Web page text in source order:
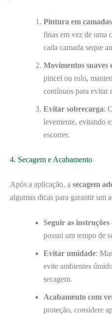
Pintura em
finas em vez de uma
cada camada seque
Movimentos suaves
pincel ou rolo,
contínuos para evitar
Evitar sobrecarga:
levemente, evitando
escorrer.
4. Secagem e Acabamento
Após a aplicação, a secagem
algumas dicas para garantir um
Seguir as
possui um tempo de
Evitar umidade:
evite ambientes
secagem.
Acabamento com
proteção, considere